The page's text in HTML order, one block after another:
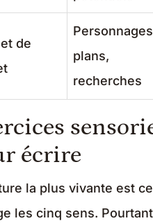
de
plans,
recherches
écrire
la plus vivante est
les cinq sens.